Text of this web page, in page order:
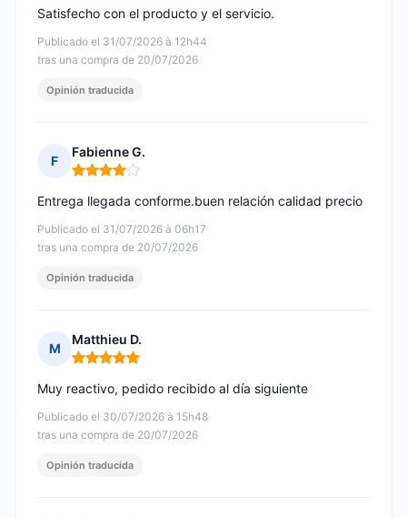
Publicado el 31/07/2026 à 12h44
tras una compra de 20/07/2026
Satisfecho con el producto y el servicio.
Opinión traducida
F
Fabienne G.
Nota: 4 de 5
Publicado el 31/07/2026 à 06h17
tras una compra de 20/07/2026
Entrega llegada conforme.buen relación calidad precio
Opinión traducida
M
Matthieu D.
Nota: 5 de 5
Publicado el 30/07/2026 à 15h48
tras una compra de 20/07/2026
Muy reactivo, pedido recibido al día siguiente
Opinión traducida